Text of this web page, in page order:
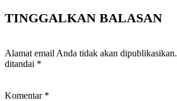
TINGGALKAN BALASAN
Alamat email Anda tidak akan dipublikasikan.
ditandai *
Komentar *